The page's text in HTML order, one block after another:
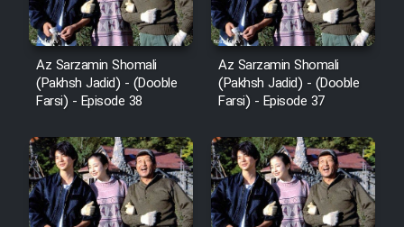
Az Sarzamin Shomali
(Pakhsh Jadid) - (Dooble
Farsi) - Episode 38
Az Sarzamin Shomali
(Pakhsh Jadid) - (Dooble
Farsi) - Episode 37